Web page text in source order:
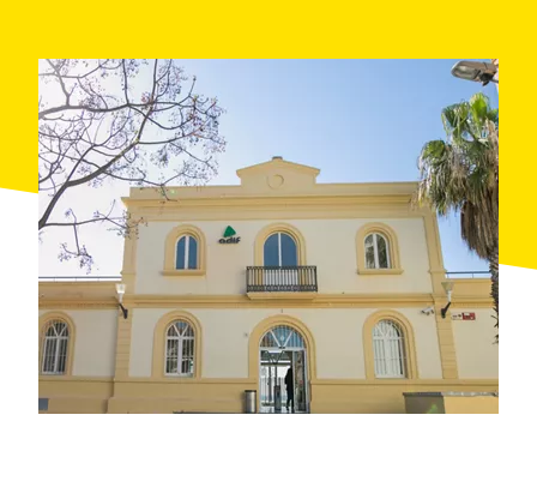
fast direkt neben dem Bahnhof und liegt weniger als
hundert Meter vom langen Strand
<
ausmachen /p>